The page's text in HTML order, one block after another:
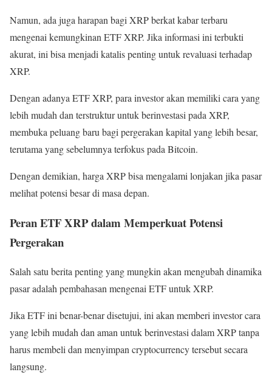
Namun, ada juga harapan bagi XRP berkat kabar terbaru
mengenai kemungkinan ETF XRP. Jika informasi ini terbukti
akurat, ini bisa menjadi katalis penting untuk revaluasi terhadap
XRP.
Dengan adanya ETF XRP, para investor akan memiliki cara yang
lebih mudah dan terstruktur untuk berinvestasi pada XRP,
membuka peluang baru bagi pergerakan kapital yang lebih besar,
terutama yang sebelumnya terfokus pada Bitcoin.
Dengan demikian, harga XRP bisa mengalami lonjakan jika pasar
melihat potensi besar di masa depan.
Peran ETF XRP dalam Memperkuat Potensi
Pergerakan
Salah satu berita penting yang mungkin akan mengubah dinamika
pasar adalah pembahasan mengenai ETF untuk XRP.
Jika ETF ini benar-benar disetujui, ini akan memberi investor cara
yang lebih mudah dan aman untuk berinvestasi dalam XRP tanpa
harus membeli dan menyimpan cryptocurrency tersebut secara
langsung.